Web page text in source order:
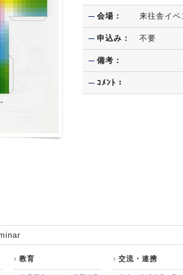
会場： 来往舎イ
申込み： 不要
備考：
ｺﾒﾝﾄ：
教育 交流・連携